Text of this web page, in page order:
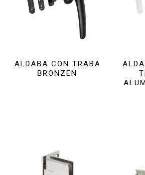
ALDABA CON TRABA
BRONZEN